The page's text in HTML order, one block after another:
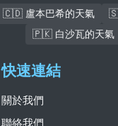
🇨🇩 盧本巴希的天氣
🇵🇰 白沙瓦的天氣
快速連結
關於我們
聯絡我們